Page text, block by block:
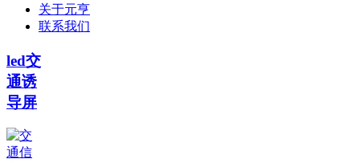
关于元亨
联系我们
led交
通诱
导屏